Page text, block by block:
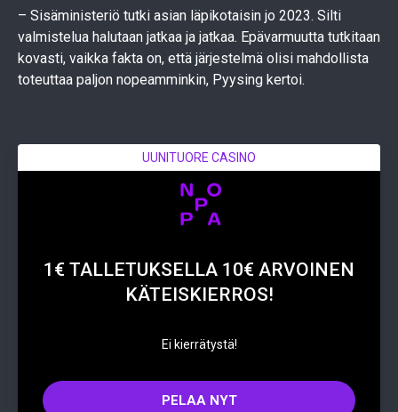
– Sisäministeriö tutki asian läpikotaisin jo 2023. Silti
valmistelua halutaan jatkaa ja jatkaa. Epävarmuutta tutkitaan
kovasti, vaikka fakta on, että järjestelmä olisi mahdollista
toteuttaa paljon nopeamminkin, Pyysing kertoi.
UUNITUORE CASINO
1€ TALLETUKSELLA 10€ ARVOINEN
KÄTEISKIERROS!
Ei kierrätystä!
PELAA NYT